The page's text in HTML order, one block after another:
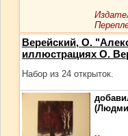
Верейский, О.
иллюстрациях О.
Набор из 24 открыток.